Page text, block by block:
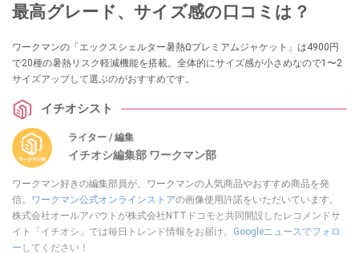
最高グレード、サイズ感の口コミは？
ワークマンの「エックスシェルター暑熱Ωプレミアムジャケット」は4900円
で20種の暑熱リスク軽減機能を搭載。全体的にサイズ感が小さめなので1〜2
サイズアップして選ぶのがおすすめです。
イチオシスト
ライター / 編集
イチオシ編集部 ワークマン部
ワークマン好きの編集部員が、ワークマンの人気商品やおすすめ商品を発
信。 ワークマン公式オンラインストアの画像使用許諾をいただいています。
株式会社オールアバウトが株式会社NTTドコモと共同開設したレコメンドサ
イト「イチオシ」では毎日トレンド情報をお届け。 Googleニュースでフォロ
ー してください！